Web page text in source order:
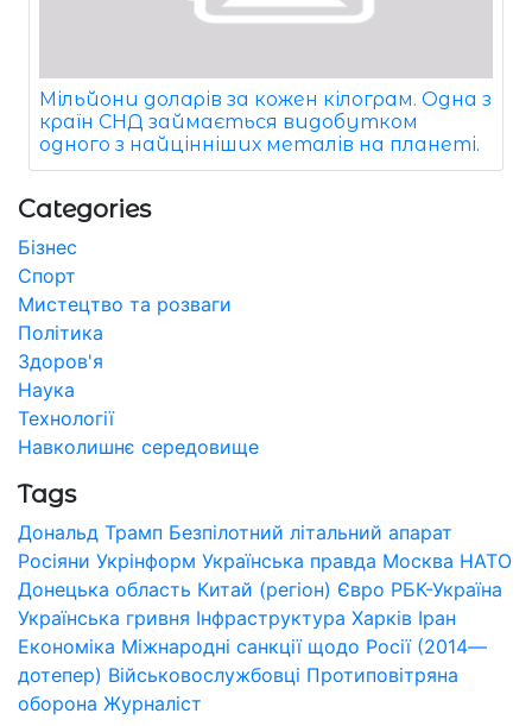
Мільйони доларів за кожен кілограм. Одна з
країн СНД займається видобутком
одного з найцінніших металів на планеті.
Categories
Бізнес
Спорт
Мистецтво та розваги
Політика
Здоров'я
Наука
Технології
Навколишнє середовище
Tags
Дональд Трамп Безпілотний літальний апарат
Росіяни Укрінформ Українська правда Москва НАТО
Донецька область Китай (регіон) Євро РБК-Україна
Українська гривня Інфраструктура Харків Іран
Економіка Міжнародні санкції щодо Росії (2014—
дотепер) Військовослужбовці Протиповітряна
оборона Журналіст